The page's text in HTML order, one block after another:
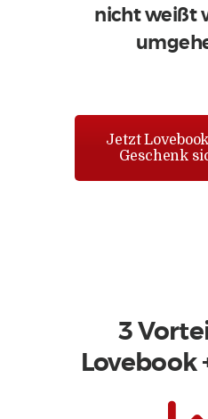
nicht weißt
Jetzt
Geschenk
3
Lovebook